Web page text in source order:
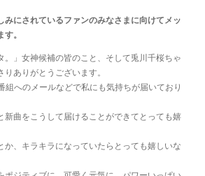
にされているファンのみなさまに向けてメッ
。
。」女神候補の皆のこと、そして兎川千桜ちゃ
ありがとうございます。
組へのメールなどで私にも気持ちが届いており
新曲をこうして届けることができてとっても嬉
か、キラキラになっていたらとっても嬉しいな